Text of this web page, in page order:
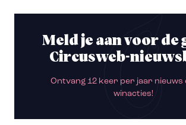
Meld je aan voor de
Circusweb-
Ontvang 12 keer per jaar nieuws
winacties!